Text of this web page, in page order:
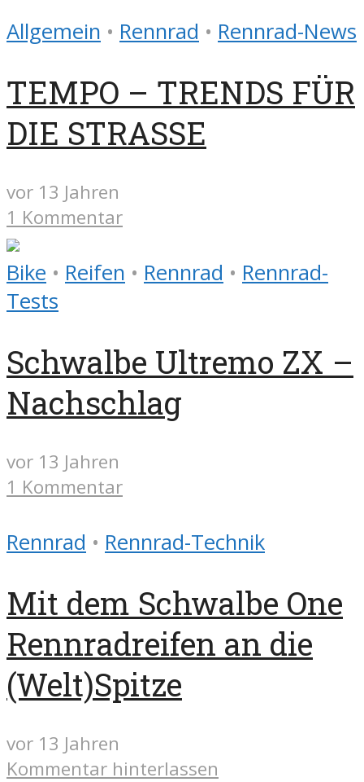
Allgemein • Rennrad • Rennrad-News
TEMPO – TRENDS FÜR
DIE STRASSE
vor 13 Jahren
1 Kommentar
Bike • Reifen • Rennrad • Rennrad-
Tests
Schwalbe Ultremo ZX –
Nachschlag
vor 13 Jahren
1 Kommentar
Rennrad • Rennrad-Technik
Mit dem Schwalbe One
Rennradreifen an die
(Welt)Spitze
vor 13 Jahren
Kommentar hinterlassen